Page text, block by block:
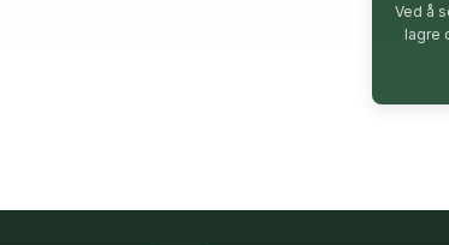
Ved å
lagre